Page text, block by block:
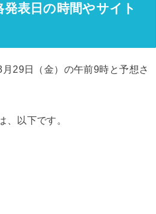
表日の時間やサイト
29日（金）の午前9時と予想さ
以下です。